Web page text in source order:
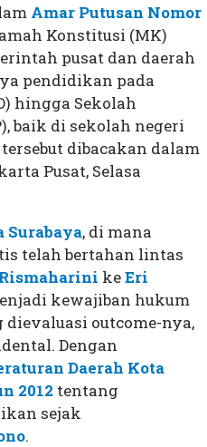
Amar Putusan Nomor
Konstitusi (MK)
pusat dan daerah
pendidikan pada
hingga Sekolah
baik di sekolah negeri
dibacakan dalam
Pusat, Selasa
Surabaya, di mana
telah bertahan lintas
keEri
kewajiban hukum
outcome-nya,
Dengan
Daerah Kota
2012 tentang
sejak
.